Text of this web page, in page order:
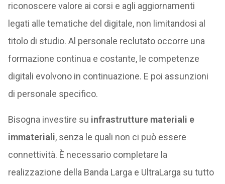
riconoscere valore ai corsi e agli aggiornamenti
legati alle tematiche del digitale, non limitandosi al
titolo di studio. Al personale reclutato occorre una
formazione continua e costante, le competenze
digitali evolvono in continuazione. E poi assunzioni
di personale specifico.
Bisogna investire su infrastrutture materiali e
immateriali, senza le quali non ci può essere
connettività. È necessario completare la
realizzazione della Banda Larga e UltraLarga su tutto